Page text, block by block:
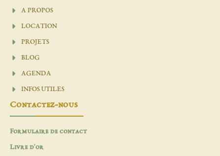
A PROPOS
LOCATION
PROJETS
BLOG
AGENDA
INFOS UTILES
Contactez-nous
Formulaire de contact
Livre d'or